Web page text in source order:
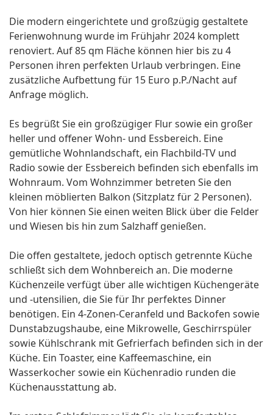
Die modern eingerichtete und großzügig gestaltete
Ferienwohnung wurde im Frühjahr 2024 komplett
renoviert. Auf 85 qm Fläche können hier bis zu 4
Personen ihren perfekten Urlaub verbringen. Eine
zusätzliche Aufbettung für 15 Euro p.P./Nacht auf
Anfrage möglich.
Es begrüßt Sie ein großzügiger Flur sowie ein großer
heller und offener Wohn- und Essbereich. Eine
gemütliche Wohnlandschaft, ein Flachbild-TV und
Radio sowie der Essbereich befinden sich ebenfalls im
Wohnraum. Vom Wohnzimmer betreten Sie den
kleinen möblierten Balkon (Sitzplatz für 2 Personen).
Von hier können Sie einen weiten Blick über die Felder
und Wiesen bis hin zum Salzhaff genießen.
Die offen gestaltete, jedoch optisch getrennte Küche
schließt sich dem Wohnbereich an. Die moderne
Küchenzeile verfügt über alle wichtigen Küchengeräte
und -utensilien, die Sie für Ihr perfektes Dinner
benötigen. Ein 4-Zonen-Ceranfeld und Backofen sowie
Dunstabzugshaube, eine Mikrowelle, Geschirrspüler
sowie Kühlschrank mit Gefrierfach befinden sich in der
Küche. Ein Toaster, eine Kaffeemaschine, ein
Wasserkocher sowie ein Küchenradio runden die
Küchenausstattung ab.